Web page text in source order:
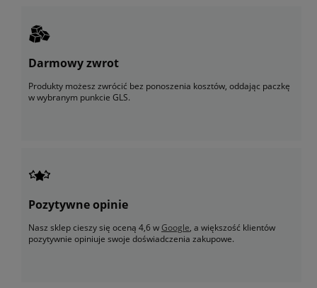
Darmowy zwrot
Produkty możesz zwrócić bez ponoszenia kosztów, oddając paczkę
w wybranym punkcie GLS.
Pozytywne opinie
Nasz sklep cieszy się oceną 4,6 wGoogle, a większość klientów
pozytywnie opiniuje swoje doświadczenia zakupowe.